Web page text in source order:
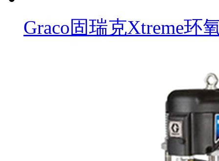
Graco固瑞克Xtreme环